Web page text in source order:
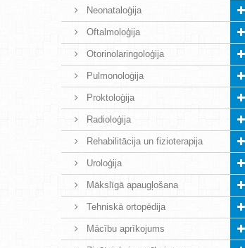
Neonataloģija
Oftalmoloģija
Otorinolaringoloģija
Pulmonoloģija
Proktoloģija
Radioloģija
Rehabilitācija un fizioterapija
Uroloģija
Mākslīgā apaugļošana
Tehniskā ortopēdija
Mācību aprīkojums